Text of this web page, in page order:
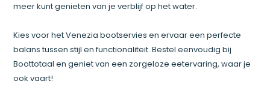
meer kunt genieten van je verblijf op het water.
Kies voor het Venezia bootservies en ervaar een perfecte
balans tussen stijl en functionaliteit. Bestel eenvoudig bij
Boottotaal en geniet van een zorgeloze eetervaring, waar je
ook vaart!